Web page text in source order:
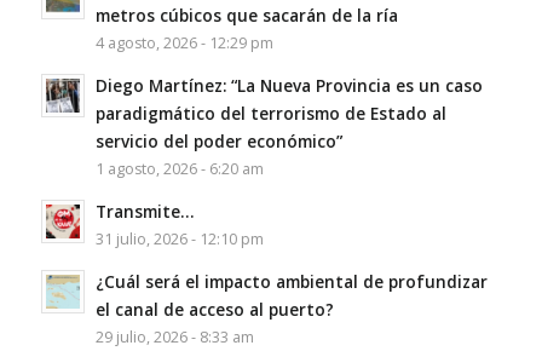
metros cúbicos que sacarán de la ría
4 agosto, 2026 - 12:29 pm
Diego Martínez: “La Nueva Provincia es un caso
paradigmático del terrorismo de Estado al
servicio del poder económico”
1 agosto, 2026 - 6:20 am
Transmite…
31 julio, 2026 - 12:10 pm
¿Cuál será el impacto ambiental de profundizar
el canal de acceso al puerto?
29 julio, 2026 - 8:33 am